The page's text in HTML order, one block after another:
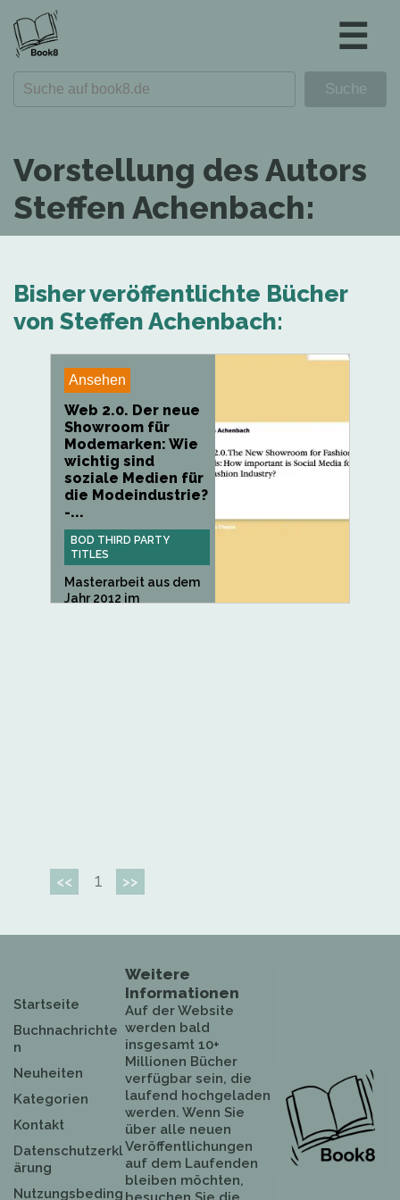
☰
Vorstellung des Autors
Steffen Achenbach:
Bisher veröffentlichte Bücher
von Steffen Achenbach:
Ansehen
Web 2.0. Der neue
Showroom für
Modemarken: Wie
wichtig sind
soziale Medien für
die Modeindustrie?
-...
BOD THIRD PARTY
TITLES
Masterarbeit aus dem
Jahr 2012 im
<< 1 >>
Startseite
Buchnachrichte
n
Neuheiten
Kategorien
Kontakt
Datenschutzerkl
ärung
Nutzungsbeding
Weitere
Informationen
Auf der Website
werden bald
insgesamt 10+
Millionen Bücher
verfügbar sein, die
laufend hochgeladen
werden. Wenn Sie
über alle neuen
Veröffentlichungen
auf dem Laufenden
bleiben möchten,